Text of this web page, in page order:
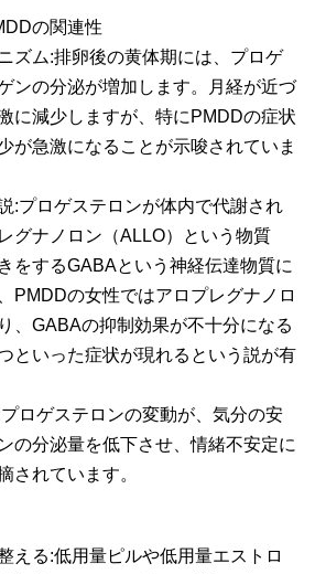
の関連性
ズム:排卵後の黄体期には、プロゲ
ンの分泌が増加します。月経が近づ
に減少しますが、特にPMDDの症状
が急激になることが示唆されていま
:プロゲステロンが体内で代謝され
グナノロン（ALLO）という物質
をするGABAという神経伝達物質に
PMDDの女性ではアロプレグナノロ
、GABAの抑制効果が不十分になる
といった症状が現れるという説が有
ロゲステロンの変動が、気分の安
の分泌量を低下させ、情緒不安定に
されています。
える:低用量ピルや低用量エストロ